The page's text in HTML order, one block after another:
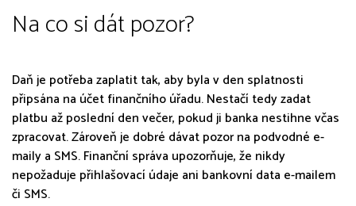
Na co si dát pozor?
Daň je potřeba zaplatit tak, aby byla v den splatnosti
připsána na účet finančního úřadu. Nestačí tedy zadat
platbu až poslední den večer, pokud ji banka nestihne včas
zpracovat. Zároveň je dobré dávat pozor na podvodné e-
maily a SMS. Finanční správa upozorňuje, že nikdy
nepožaduje přihlašovací údaje ani bankovní data e-mailem
či SMS.